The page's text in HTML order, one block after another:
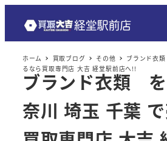
ホーム 買取ブログ その他
ブランド衣
るなら買取専門店 大吉 経堂駅前店へ!!
ブランド衣類
奈川 埼玉 千葉